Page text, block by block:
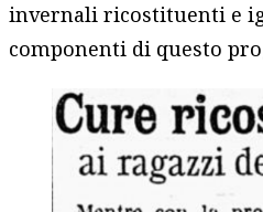
invernali ricostituenti e
componenti di questo